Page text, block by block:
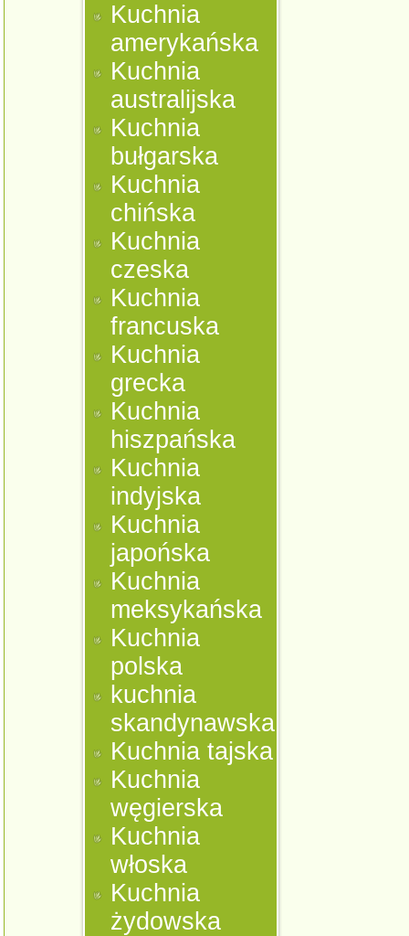
Kuchnia
amerykańska
Kuchnia
australijska
Kuchnia
bułgarska
Kuchnia
chińska
Kuchnia
czeska
Kuchnia
francuska
Kuchnia
grecka
Kuchnia
hiszpańska
Kuchnia
indyjska
Kuchnia
japońska
Kuchnia
meksykańska
Kuchnia
polska
kuchnia
skandynawska
Kuchnia tajska
Kuchnia
węgierska
Kuchnia
włoska
Kuchnia
żydowska